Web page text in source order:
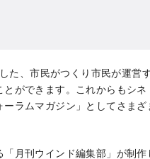
た、市民がつくり市民が運
ができます。これからもシ
ラムマガジン」としてさま
月刊ウインド編集部」が制